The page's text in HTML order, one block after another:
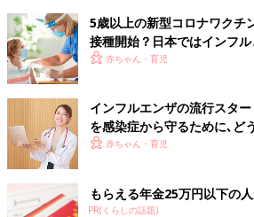
■監修／廣津伸夫先生
1972年東京慈恵医科大学卒業。84年から
津医院を開院。感染症・インフルエンザ
国際学会での発表があります。
5歳以上の新型コロナワクチ
接種開始？日本ではインフ
科医】
赤ちゃん・育児
インフルエンザの流行スタ
を感染症から守るために､ど
クターに聞く
赤ちゃん・育児
もらえる年金25万円以下の
PR(くらしの話題)